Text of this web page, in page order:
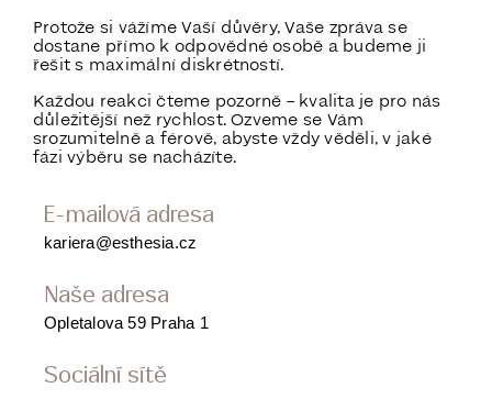
Protože si vážíme Vaší důvěry, Vaše zpráva se
dostane přímo k odpovědné osobě a budeme ji
řešit s maximální diskrétností.
Každou reakci čteme pozorně – kvalita je pro nás
důležitější než rychlost. Ozveme se Vám
srozumitelně a férově, abyste vždy věděli, v jaké
fázi výběru se nacházíte.
E-mailová adresa
kariera@esthesia.cz
Naše adresa
Opletalova 59 Praha 1
Sociální sítě